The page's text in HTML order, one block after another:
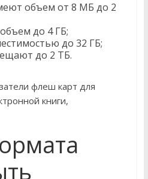
объем от 8 МБ до 2
до 4 ГБ;
до 32 ГБ;
до 2 ТБ.
флеш карт для
книги,